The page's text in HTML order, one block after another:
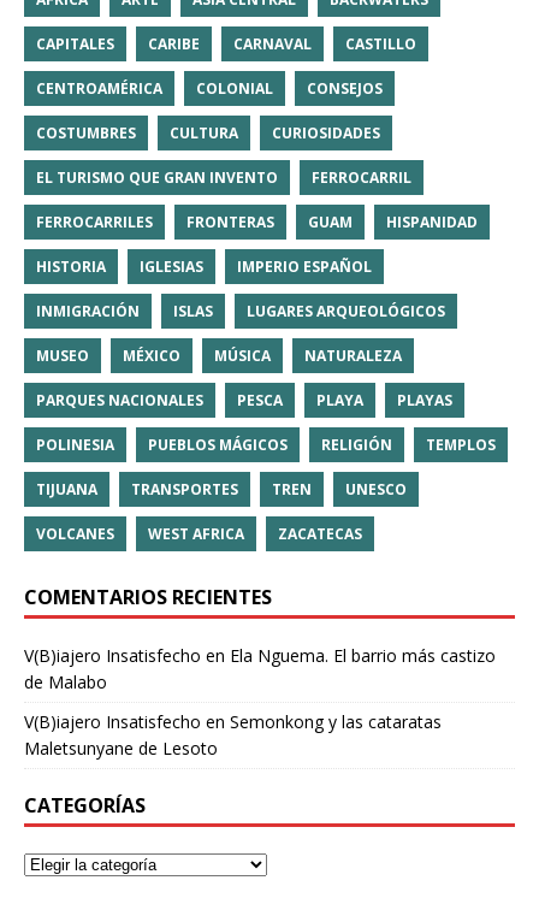
CAPITALES CARIBE CARNAVAL CASTILLO
CENTROAMÉRICA COLONIAL CONSEJOS
COSTUMBRES CULTURA CURIOSIDADES
EL TURISMO QUE GRAN INVENTO FERROCARRIL
FERROCARRILES FRONTERAS GUAM HISPANIDAD
HISTORIA IGLESIAS IMPERIO ESPAÑOL
INMIGRACIÓN ISLAS LUGARES ARQUEOLÓGICOS
MUSEO MÉXICO MÚSICA NATURALEZA
PARQUES NACIONALES PESCA PLAYA PLAYAS
POLINESIA PUEBLOS MÁGICOS RELIGIÓN TEMPLOS
TIJUANA TRANSPORTES TREN UNESCO
VOLCANES WEST AFRICA ZACATECAS
COMENTARIOS RECIENTES
V(B)iajero Insatisfecho en Ela Nguema. El barrio más castizo
de Malabo
V(B)iajero Insatisfecho en Semonkong y las cataratas
Maletsunyane de Lesoto
CATEGORÍAS